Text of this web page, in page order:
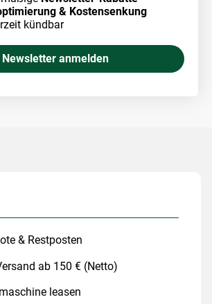
& Restposten
ab 150 € (Netto)
leasen
& Kostensenkung
kündbar
anmelden